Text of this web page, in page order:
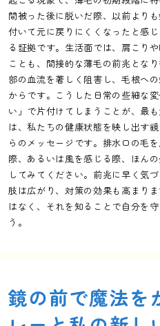
間被った後に脱いだ際、以前より
付いて元に戻りにくくなったと感
る証拠です。生活面では、肩こり
ことも、間接的な薄毛の前兆とな
部の血流を著しく阻害し、毛根へ
からです。こうした日常の些細な
い」で片付けてしまうことが、最
は、私たちの健康状態を映し出す
らのメッセージです。排水口の毛
際、あるいは風を感じる際、ほん
してみてください。前兆に早く気
肢は広がり、対策の効果も高まり
はなく、それを知ることで自分を
う。
鏡の前で魔法を